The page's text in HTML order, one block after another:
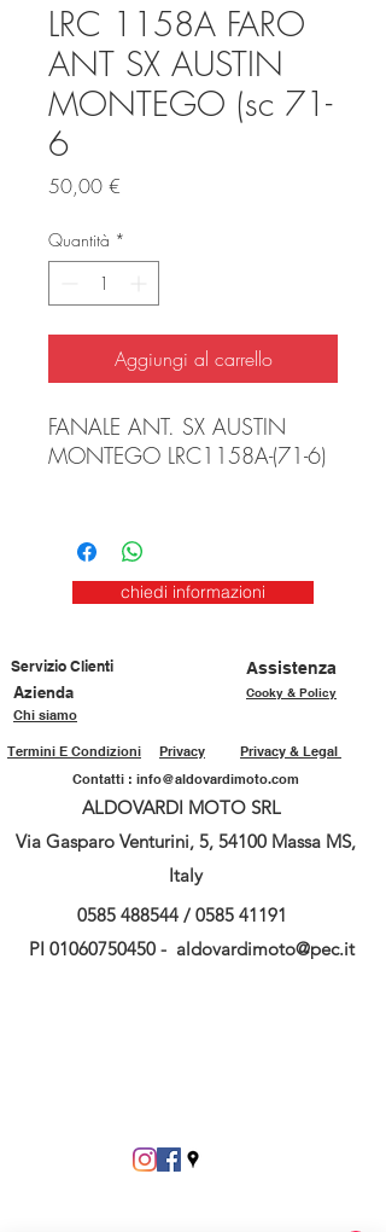
LRC 1158A FARO
ANT SX AUSTIN
MONTEGO (sc 71-
6
50,00 €
Quantità *
Aggiungi al carrello
FANALE ANT. SX AUSTIN
MONTEGO LRC1158A-(71-6)
chiedi informazioni
Servizio Clienti
Assistenza
Azienda
Cooky & Policy
Chi siamo
Privacy & Legal
Privacy
Termini E Condizioni
Contatti : info@aldovardimoto.com
ALDOVARDI MOTO SRL
Via Gasparo Venturini, 5, 54100 Massa MS,
Italy
0585 488544 / 0585 41191
PI 01060750450 - aldovardimoto@pec.it